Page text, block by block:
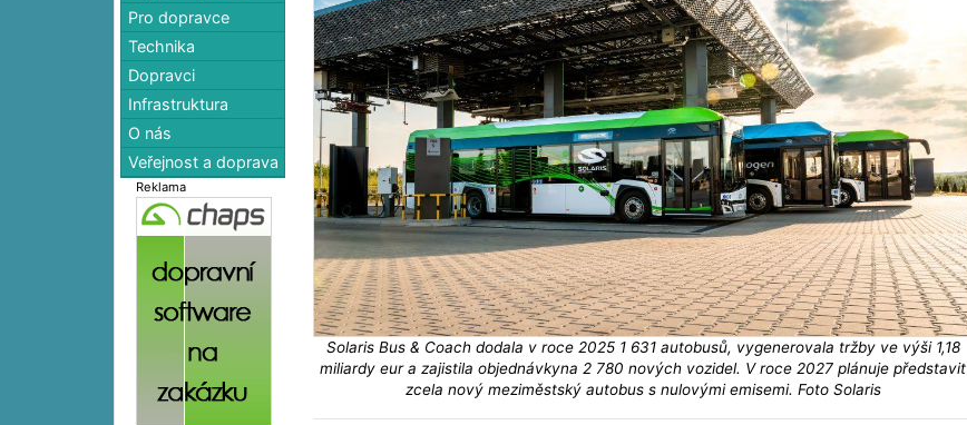
Pro dopravce
Technika
Dopravci
Infrastruktura
O nás
Veřejnost a doprava
Reklama
Solaris Bus & Coach dodala v roce 2025 1 631 autobusů, vygenerovala tržby ve výši 1,18
miliardy eur a zajistila objednávkyna 2 780 nových vozidel. V roce 2027 plánuje představit
zcela nový meziměstský autobus s nulovými emisemi. Foto Solaris